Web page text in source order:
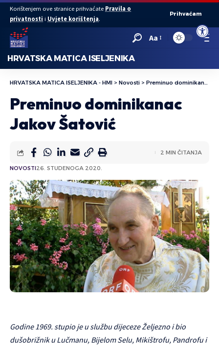
Open
Korištenjem ove stranice prihvaćate Pravila o
privatnosti i Uvjete korištenja.
Prihvaćam
Aa
HRVATSKA MATICA ISELJENIKA
HRVATSKA MATICA ISELJENIKA - HMI > Novosti > Preminuo dominikanac Jakov Šatović
Preminuo dominikanac
Jakov Šatović
NOVOSTI26. STUDENOGA 2020.
2 MIN ČITANJA
Godine 1969. stupio je u službu dijeceze Željezno i bio
dušobrižnik u Lučmanu, Bijelom Selu, Mikištrofu, Pandrofu i